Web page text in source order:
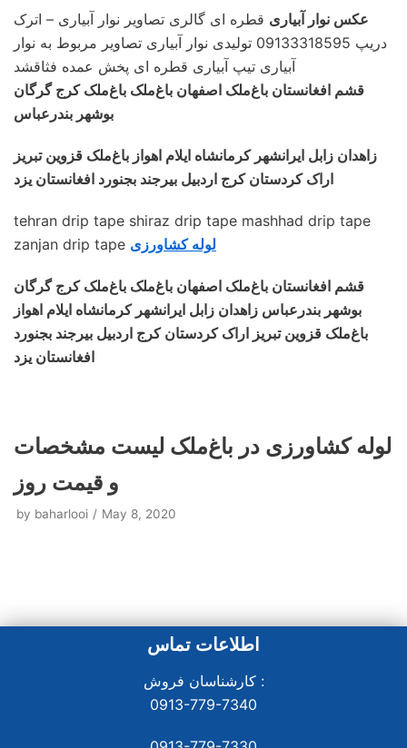
عکس نوار آبیاری قطره ای گالری تصاویر نوار آبیاری – اترک
دریپ 09133318595 تولیدی نوار آبیاری تصاویر مربوط به نوار
آبیاری تیپ آبیاری قطره ای پخش عمده فثاقشد
قشم افغانستان باغ‌ملک اصفهان باغ‌ملک باغ‌ملک کرج گرگان
بوشهر بندرعباس
زاهدان زابل ایرانشهر کرمانشاه ایلام اهواز باغ‌ملک قزوین تبریز
اراک کردستان کرج اردبیل بیرجند بجنورد افغانستان یزد
tehran drip tape shiraz drip tape mashhad drip tape
zanjan drip tape لوله کشاورزی
قشم افغانستان باغ‌ملک اصفهان باغ‌ملک باغ‌ملک کرج گرگان
بوشهر بندرعباس زاهدان زابل ایرانشهر کرمانشاه ایلام اهواز
باغ‌ملک قزوین تبریز اراک کردستان کرج اردبیل بیرجند بجنورد
افغانستان یزد
لوله کشاورزی در باغ‌ملک لیست مشخصات
و قیمت روز
by baharlooi May 8, 2020
اطلاعات تماس
کارشناسان فروش :
0913-779-7340